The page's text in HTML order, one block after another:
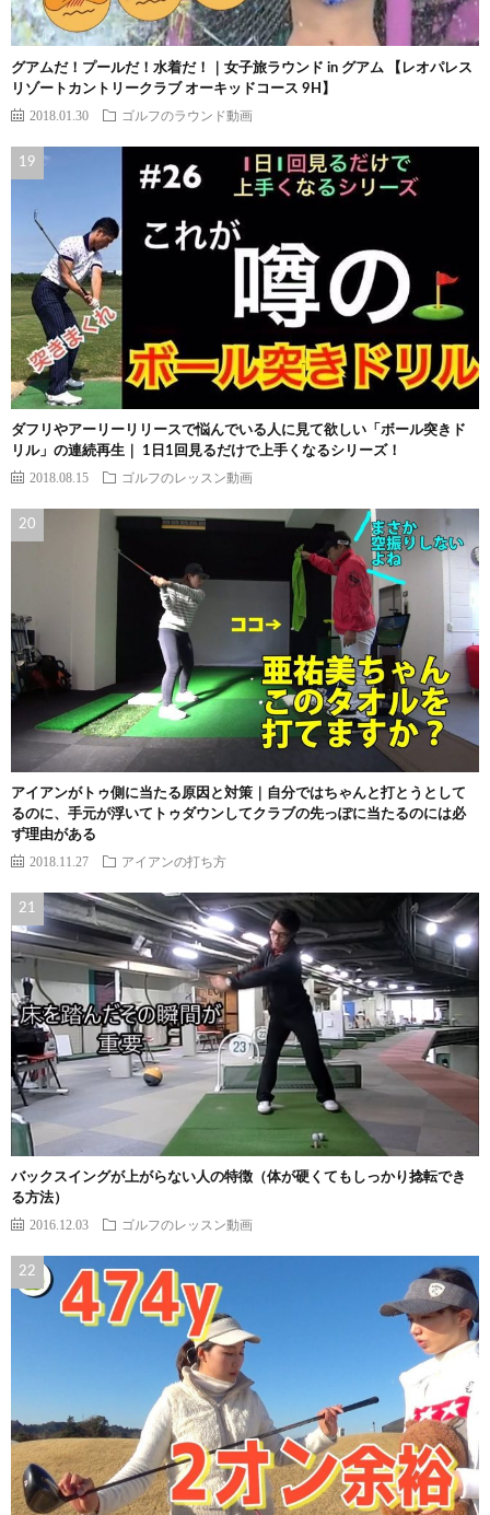
グアムだ！プールだ！水着だ！｜女子旅ラウンド in グアム 【レオパレス
リゾートカントリークラブ オーキッドコース 9H】
2018.01.30 ゴルフのラウンド動画
ダフリやアーリーリリースで悩んでいる人に見て欲しい「ボール突きド
リル」の連続再生｜ 1日1回見るだけで上手くなるシリーズ！
2018.08.15 ゴルフのレッスン動画
アイアンがトゥ側に当たる原因と対策｜自分ではちゃんと打とうとして
るのに、手元が浮いてトゥダウンしてクラブの先っぽに当たるのには必
ず理由がある
2018.11.27 アイアンの打ち方
バックスイングが上がらない人の特徴（体が硬くてもしっかり捻転でき
る方法）
2016.12.03 ゴルフのレッスン動画